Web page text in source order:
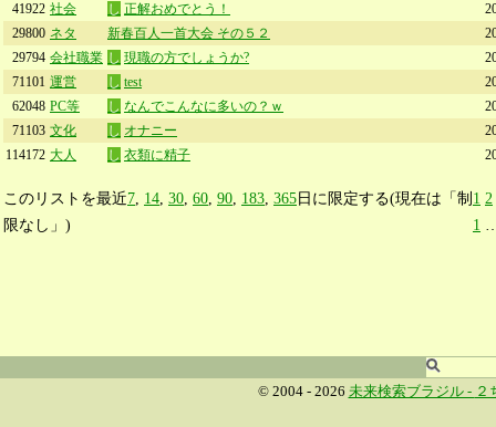
41922 社会 し 正解おめでとう！
29800 ネタ 新春百人一首大会 その５２
29794 会社職業 し 現職の方でしょうか?
71101 運営 し test
62048 PC等 し なんでこんなに多いの？ｗ
71103 文化 し オナニー
114172 大人 し 衣類に精子
このリストを最近7 14 30 60 90 183 365日に限定する(現在は「制
限なし」)
1 2
1
© 2004 - 2026 未来検索ブラジル - ２